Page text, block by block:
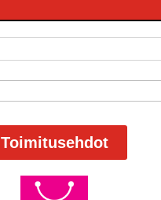
Toimitusehdot